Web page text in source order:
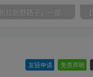
小红书最新拉新野路子，一部手机即可操作，一单15块，做得好日入2000+
友链申请 免责声明